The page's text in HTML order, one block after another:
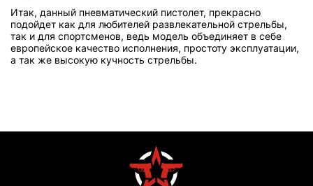
Итак, данный пневматический пистолет, прекрасно
подойдет как для любителей развлекательной стрельбы,
так и для спортсменов, ведь модель объединяет в себе
европейское качество исполнения, простоту эксплуатации,
а так же высокую кучность стрельбы.